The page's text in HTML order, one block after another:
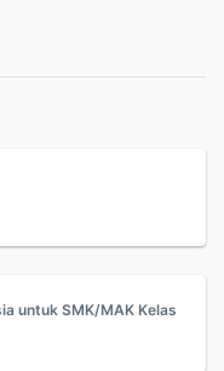
untuk SMK/MAK Kelas